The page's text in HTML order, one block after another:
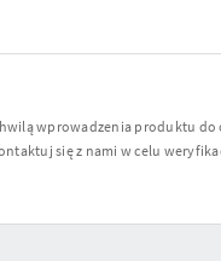
wprowadzenia produktu
się z nami w celu